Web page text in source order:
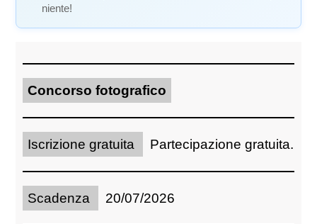
niente!
Concorso fotografico
Iscrizione gratuita Partecipazione gratuita.
Scadenza 20/07/2026